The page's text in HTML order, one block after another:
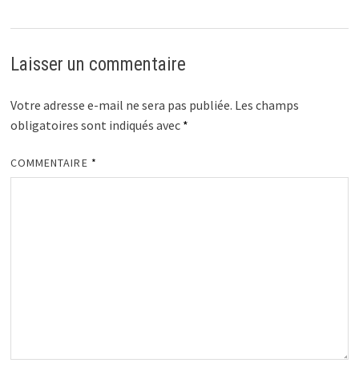
Laisser un commentaire
Votre adresse e-mail ne sera pas publiée. Les champs
obligatoires sont indiqués avec *
COMMENTAIRE *